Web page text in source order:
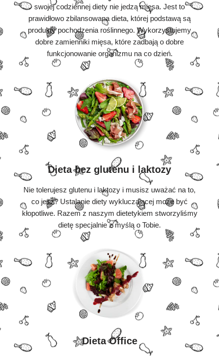
swojej codziennej diety nie jedzą mięsa. Jest to
prawidłowo zbilansowana dieta, której podstawą są
produkty pochodzenia roślinnego. Wykorzystujemy
dobre zamienniki mięsa, które zadbają o dobre
funkcjonowanie organizmu na co dzień.
Dieta bez glutenu i laktozy
Nie tolerujesz glutenu i laktozy i musisz uważać na to,
co jesz? Ustalanie diety wykluczającej może być
kłopotliwe. Razem z naszym dietetykiem stworzyliśmy
dietę specjalnie z myślą o Tobie.
Dieta Office